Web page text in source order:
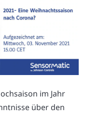
im Jahr
über den